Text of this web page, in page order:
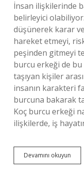
İnsan ilişkilerinde
belirleyici
düşünerek karar
hareket etmeyi,
peşinden gitmeyi
burcu erkeği de
taşıyan kişiler
insanın karakteri
burcuna bakarak
Koç burcu erkeği
ilişkilerde, iş
Devamını okuyun
burcu